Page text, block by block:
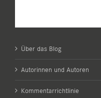
Über das Blog
Autorinnen und Autoren
Kommentarrichtlinie